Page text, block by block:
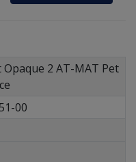
Opaque 2 AT-MAT Pet
00